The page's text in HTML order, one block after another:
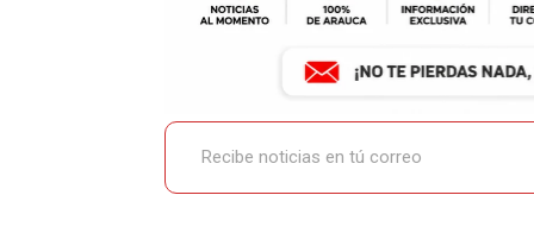
Recibe noticias en tú correo